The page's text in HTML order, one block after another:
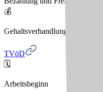
💰
Gehaltsverhandlungen
TVöD
🗓️
Arbeitsbeginn